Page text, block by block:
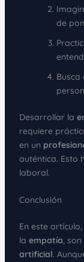
de
Desarrollar la
requiere
en un
auténtica. Esto
laboral.
Conclusión
En este
la empatía,
artificial.